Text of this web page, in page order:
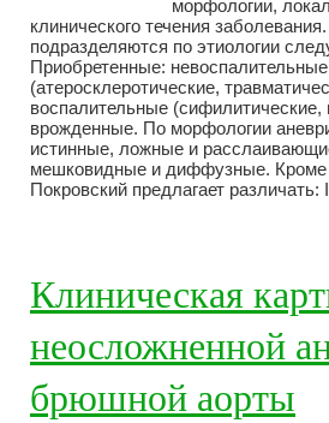
морфологии,
клинического течения
подразделяются по этиологии
Приобретенные: невоспалительные
(атеросклеротические,
воспалительные (сифилитические,
врожденные. По морфологии
истинные, ложные и
мешковидные и диффузные. Кроме
Покровский предлагает различать:
Клиническая
неосложненной
брюшной аорты